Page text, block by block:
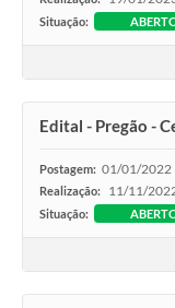
Situação:
Edital - Pregão -
Postagem: 01/01/2022
Realização: 11/11/
Situação: